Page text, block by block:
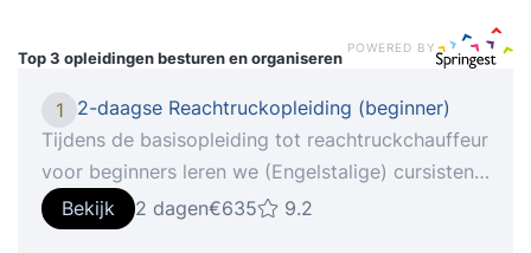
Top 3 opleidingenbesturen en organiseren
POWERED BY
1
2-daagse Reachtruckopleiding (beginner)
Tijdens de basisopleiding tot reachtruckchauffeur
voor beginners leren we (Engelstalige) cursisten
een reachtruck te besturen en tot in de puntjes te
beheersen. Het besturen van een reachtruck voelt
Bekijk 2 dagen€635 9.2